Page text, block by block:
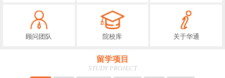
顾问团队 院校库 关于华通
留学项目
STUDY PROJECT